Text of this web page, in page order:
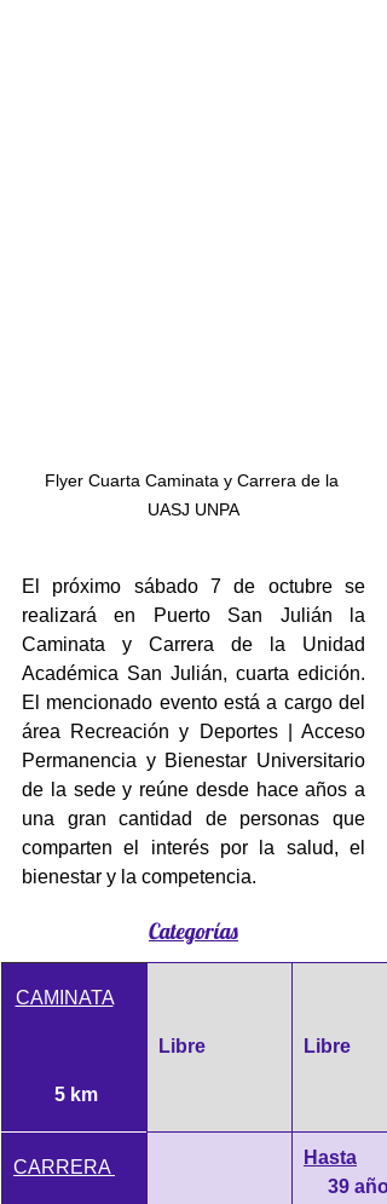
Flyer Cuarta Caminata y Carrera de la
UASJ UNPA
El próximo sábado 7 de octubre se
realizará en Puerto San Julián la
Caminata y Carrera de la Unidad
Académica San Julián, cuarta edición.
El mencionado evento está a cargo del
área Recreación y Deportes | Acceso
Permanencia y Bienestar Universitario
de la sede y reúne desde hace años a
una gran cantidad de personas que
comparten el interés por la salud, el
bienestar y la competencia.
Categorías
CAMINATA
5 km
Libre Libre
CARRERA
Hasta
39